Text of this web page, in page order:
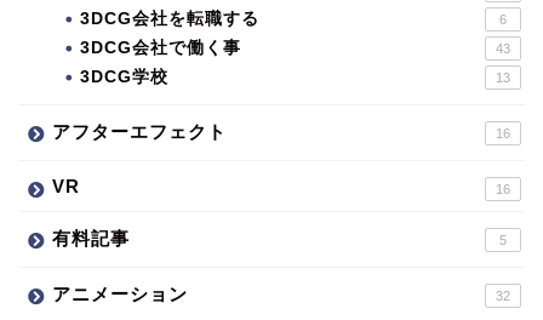
3DCG会社を転職する 6
3DCG会社で働く事 43
3DCG学校 13
アフターエフェクト 16
VR 16
有料記事 5
アニメーション 32